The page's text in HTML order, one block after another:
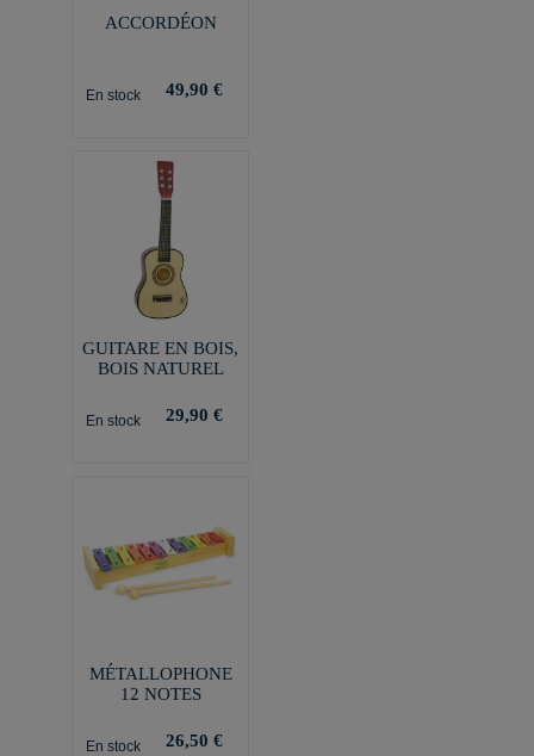
ACCORDÉON
En stock 49,90 €
GUITARE EN BOIS,
BOIS NATUREL
En stock 29,90 €
MÉTALLOPHONE
12 NOTES
En stock 26,50 €